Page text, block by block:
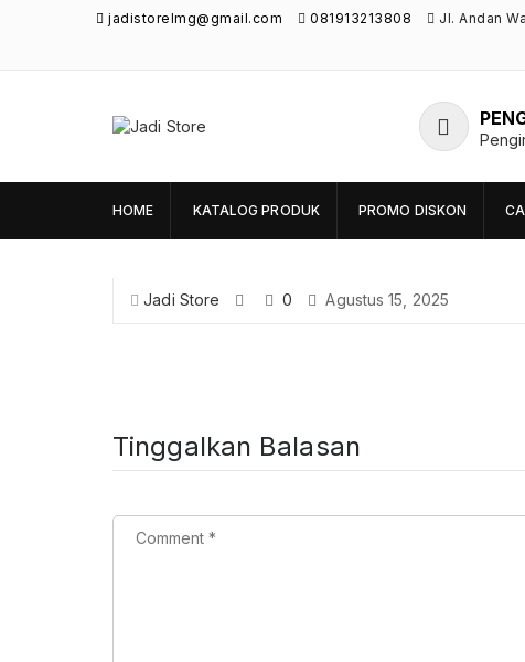
jadistorelmg@gmail.com 081913213808 Jl. Andan
Unik di Lamongan
HOME KATALOG PRODUK PROMO DISKON
Jadi Store 0 Agustus 15, 2025
Tinggalkan Balasan